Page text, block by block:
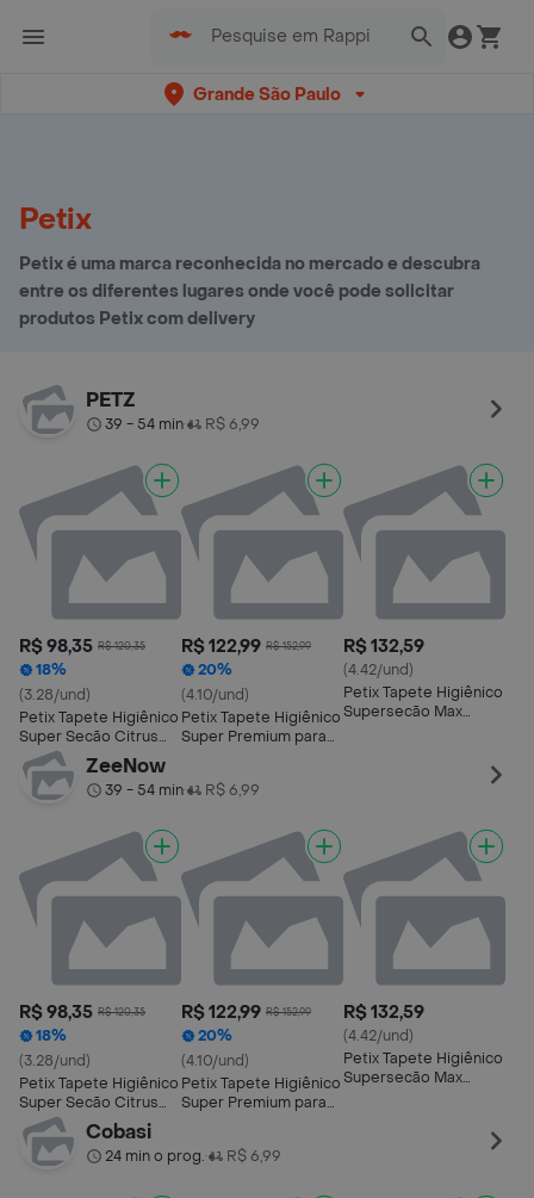
Grande São Paulo
Petix
Petix é uma marca reconhecida no mercado e descubra
entre os diferentes lugares onde você pode solicitar
produtos Petix com delivery
PETZ
39 - 54 min• R$ 6,99
R$ 98,35 R$ 120,35
18%
(3.28/und)
Petix Tapete Higiênico
Super Secão Citrus
para Cães
R$ 122,99 R$ 152,99
20%
(4.10/und)
Petix Tapete Higiênico
Super Premium para
R$ 132,59
(4.42/und)
Petix Tapete Higiênico
Supersecão Max
ZeeNow
39 - 54 min• R$ 6,99
R$ 98,35 R$ 120,35
18%
(3.28/und)
Petix Tapete Higiênico
Super Secão Citrus
para Cães
R$ 122,99 R$ 152,99
20%
(4.10/und)
Petix Tapete Higiênico
Super Premium para
R$ 132,59
(4.42/und)
Petix Tapete Higiênico
Supersecão Max
Cobasi
24 min o prog.• R$ 6,99